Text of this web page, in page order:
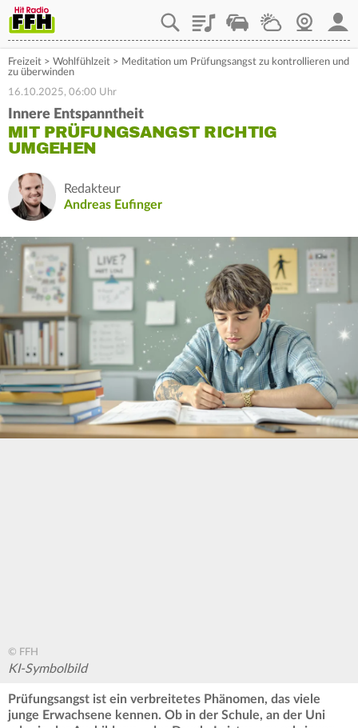
PlaylistStaupilotWetterWebcam
Freizeit > Wohlfühlzeit > Meditation um Prüfungsangst zu kontrollieren und
zu überwinden
16.10.2025, 06:00 Uhr
Innere Entspanntheit
MIT PRÜFUNGSANGST RICHTIG
UMGEHEN
Redakteur
Andreas Eufinger
© FFH
KI-Symbolbild
Prüfungsangst ist ein verbreitetes Phänomen, das viele
junge Erwachsene kennen. Ob in der Schule, an der Uni